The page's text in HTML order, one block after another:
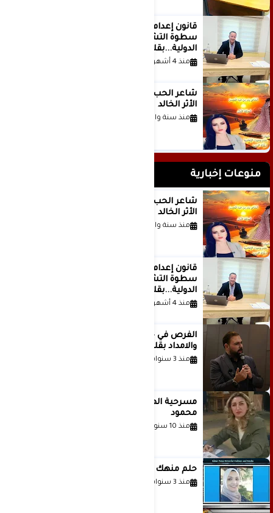
قانون إعدام الأسرى الفلسطينيين: بين
سطوة التشريع وانهيار منظومة العدالة
الدولية...بقلم الدكتور وسيم وني
منذ 4 أشهر
الأثر الخالد
منذ سنة واحدة
منوعات إخبارية
الأثر الخالد
منذ سنة واحدة
قانون إعدام الأسرى الفلسطينيين: بين
سطوة التشريع وانهيار منظومة العدالة
الدولية...بقلم الدكتور وسيم وني
منذ 4 أشهر
والامداد بقلم د. عبادة دعدوش
منذ 3 سنوات
مسرحية الهمزة للمبدعة الاستاذة غادة
محمود
منذ 10 سنوات
حلم منهك للشاعرة رانيا فخري موسى
منذ 3 سنوات